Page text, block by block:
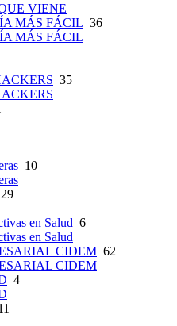
VIENE
MÁS FÁCIL 36
MÁS FÁCIL
35
10
29
en Salud 6
en Salud
CIDEM 62
CIDEM
4